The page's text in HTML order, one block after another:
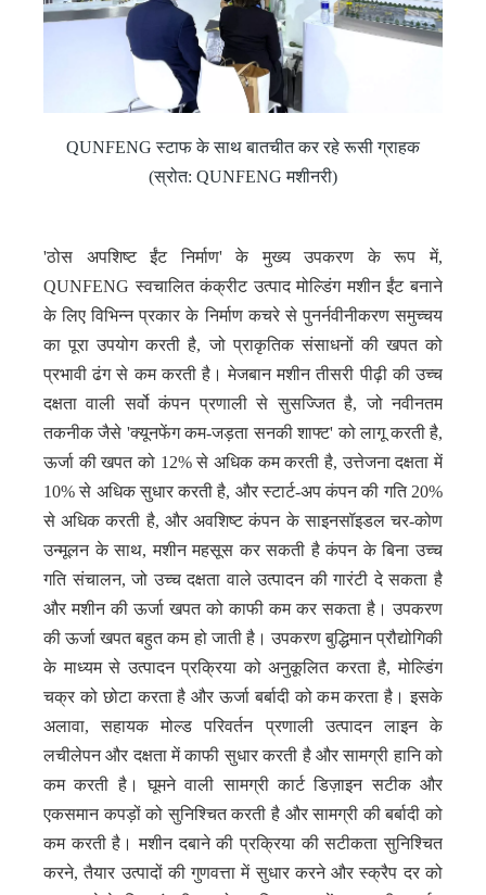
QUNFENG स्टाफ के साथ बातचीत कर रहे रूसी ग्राहक
(स्रोत: QUNFENG मशीनरी)
'ठोस अपशिष्ट ईंट निर्माण' के मुख्य उपकरण के रूप में,
QUNFENG स्वचालित कंक्रीट उत्पाद मोल्डिंग मशीन ईंट बनाने
के लिए विभिन्न प्रकार के निर्माण कचरे से पुनर्नवीनीकरण समुच्चय
का पूरा उपयोग करती है, जो प्राकृतिक संसाधनों की खपत को
प्रभावी ढंग से कम करती है। मेजबान मशीन तीसरी पीढ़ी की उच्च
दक्षता वाली सर्वो कंपन प्रणाली से सुसज्जित है, जो नवीनतम
तकनीक जैसे 'क्यूनफेंग कम-जड़ता सनकी शाफ्ट' को लागू करती है,
ऊर्जा की खपत को 12% से अधिक कम करती है, उत्तेजना दक्षता में
10% से अधिक सुधार करती है, और स्टार्ट-अप कंपन की गति 20%
से अधिक करती है, और अवशिष्ट कंपन के साइनसॉइडल चर-कोण
उन्मूलन के साथ, मशीन महसूस कर सकती है कंपन के बिना उच्च
गति संचालन, जो उच्च दक्षता वाले उत्पादन की गारंटी दे सकता है
और मशीन की ऊर्जा खपत को काफी कम कर सकता है। उपकरण
की ऊर्जा खपत बहुत कम हो जाती है। उपकरण बुद्धिमान प्रौद्योगिकी
के माध्यम से उत्पादन प्रक्रिया को अनुकूलित करता है, मोल्डिंग
चक्र को छोटा करता है और ऊर्जा बर्बादी को कम करता है। इसके
अलावा, सहायक मोल्ड परिवर्तन प्रणाली उत्पादन लाइन के
लचीलेपन और दक्षता में काफी सुधार करती है और सामग्री हानि को
कम करती है। घूमने वाली सामग्री कार्ट डिज़ाइन सटीक और
एकसमान कपड़ों को सुनिश्चित करती है और सामग्री की बर्बादी को
कम करती है। मशीन दबाने की प्रक्रिया की सटीकता सुनिश्चित
करने, तैयार उत्पादों की गुणवत्ता में सुधार करने और स्क्रैप दर को